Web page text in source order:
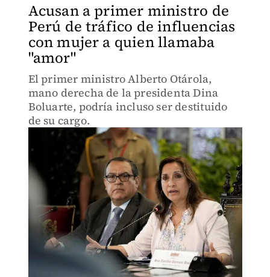
Acusan a primer ministro de
Perú de tráfico de influencias
con mujer a quien llamaba
"amor"
El primer ministro Alberto Otárola,
mano derecha de la presidenta Dina
Boluarte, podría incluso ser destituido
de su cargo.